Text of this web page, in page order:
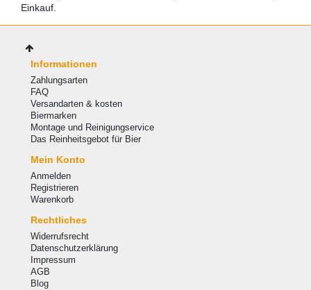
Einkauf.
Informationen
Zahlungsarten
FAQ
Versandarten & kosten
Biermarken
Montage und Reinigungservice
Das Reinheitsgebot für Bier
Mein Konto
Anmelden
Registrieren
Warenkorb
Rechtliches
Widerrufsrecht
Datenschutzerklärung
Impressum
AGB
Blog